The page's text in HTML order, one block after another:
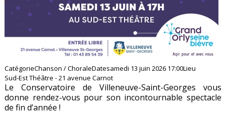
CatégorieChanson / ChoraleDatesamedi 13 juin 2026 17:00Lieu
Sud-Est Théâtre - 21 avenue Carnot
Le Conservatoire de Villeneuve-Saint-Georges vous
donne rendez-vous pour son incontournable spectacle
de fin d’année !